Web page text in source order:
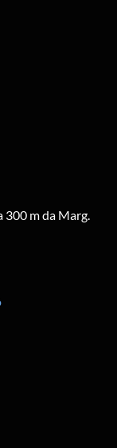
300 m da Marg.